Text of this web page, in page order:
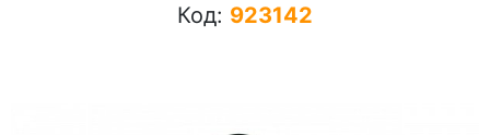
Код: 923142